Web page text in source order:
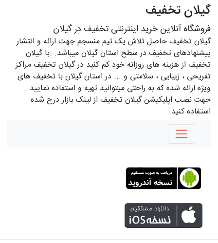
گیلان تخفیف
فروشگاه آنلاین خرید اینترنتی تخفیف در گیلان
گیلان تخفیف حاصل تلاش یک تیم منسجم جهت ارائه و انتشار
پیشنهادهای تخفیف در سطح استان گیلان میباشد. .با گیلان
تخفیف از هزینه های روزانه خود کم کنید در گیلان تخفیف مراکز
تفریحی ، زیبایی ، سلامتی و ... در استان گیلان با تخفیف های
ویژه ارائه شده که به راحتی میتوانید تهیه و استفاده نمایید .
جهت نصب اپلیکیشن گیلان تخفیف از لینک بازار درج شده
استفاده کنید.